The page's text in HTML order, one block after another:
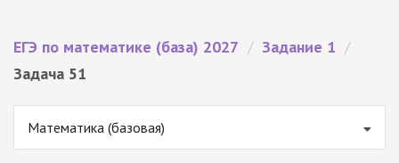
ЕГЭ по математике (база) 2027 / Задание 1 /
Задача 51
Математика (базовая)